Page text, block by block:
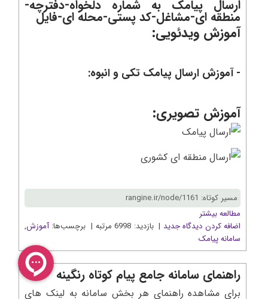
ارسال پیامک به شماره دلخواه-دفترچه-
منطقه ای-مشاغل-کد پستی-محله ای-فایل
آموزش ویدئویی:
- آموزش ارسال پیامک تکی و انبوه:
آموزش تصویری:
مسیر کوتاه: rangine.ir/node/1161
مطالعه بیشتر
اضافه کردن دیدگاه جدید | بازدید: 6998 مرتبه | برچسب‌ها: آموزش,
سامانه پیامک
راهنمای سامانه جامع پیام کوتاه رنگینه
برای مشاهده راهنمای هر بخش سامانه به لینک های